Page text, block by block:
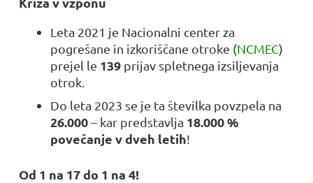
Leta 2021 je Nacionalni center za
pogrešane in izkoriščane otroke (NCMEC)
prejel le 139 prijav spletnega izsiljevanja
otrok.
Do leta 2023 se je ta številka povzpela na
26.000– kar predstavlja 18.000 %
povečanje v dveh letih!
Od 1 na 17 do 1 na 4!